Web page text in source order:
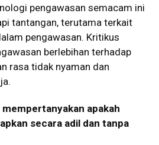
pengawasan semacam ini
tantangan, terutama terkait
pengawasan. Kritikus
berlebihan terhadap
rasa tidak nyaman dan
apakah
secara adil dan tanpa